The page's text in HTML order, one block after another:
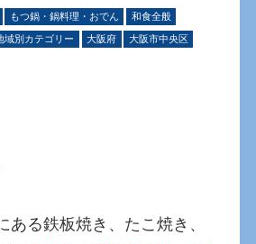
もつ鍋・鍋料理・おでん 和食全般
域別カテゴリー 大阪府 大阪市中央区
ある鉄板焼き、たこ焼き、